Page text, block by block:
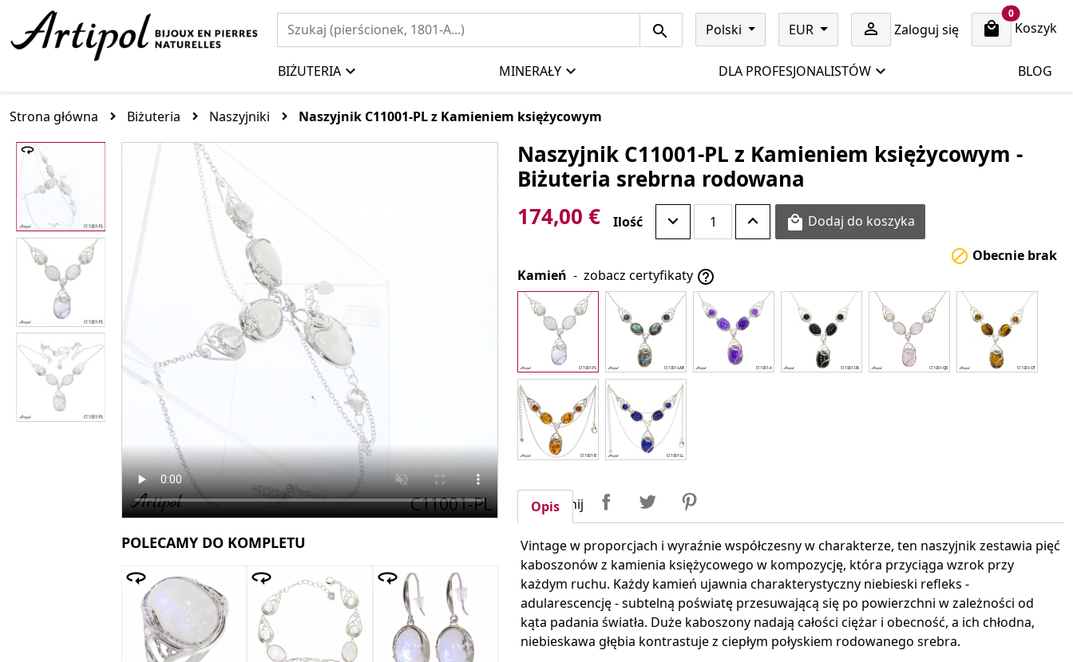
Polski EUR Zaloguj się 
0cart items
Koszyk
BIŻUTERIA MINERAŁY DLA PROFESJONALISTÓW BLOG
Strona główna Biżuteria Naszyjniki Naszyjnik C11001-PL z Kamieniem księżycowym
POLECAMY DO KOMPLETU
Naszyjnik C11001-PL z Kamieniem księżycowym -
Biżuteria srebrna rodowana
174,00 €
Ilość  Dodaj do koszyka
 Obecnie brak
Kamień - zobacz certyfikaty 
Udostępnij UdostępnijTweetuj
Opis
Vintage w proporcjach i wyraźnie współczesny w charakterze, ten naszyjnik zestawia pięć
kaboszonów z kamienia księżycowego w kompozycję, która przyciąga wzrok przy
każdym ruchu. Każdy kamień ujawnia charakterystyczny niebieski refleks -
adularescencję - subtelną poświatę przesuwającą się po powierzchni w zależności od
kąta padania światła. Duże kaboszony nadają całości ciężar i obecność, a ich chłodna,
niebieskawa głębia kontrastuje z ciepłym połyskiem rodowanego srebra.